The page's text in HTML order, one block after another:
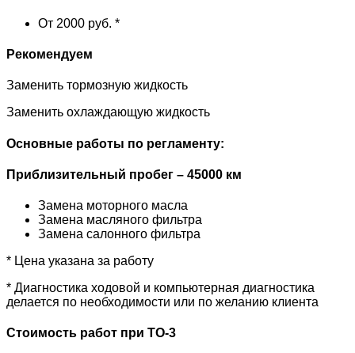
От 2000 руб. *
Рекомендуем
Заменить тормозную жидкость
Заменить охлаждающую жидкость
Основные работы по регламенту:
Приблизительный пробег – 45000 км
Замена моторного масла
Замена масляного фильтра
Замена салонного фильтра
* Цена указана за работу
* Диагностика ходовой и компьютерная диагностика
делается по необходимости или по желанию клиента
Стоимость работ при ТО-3